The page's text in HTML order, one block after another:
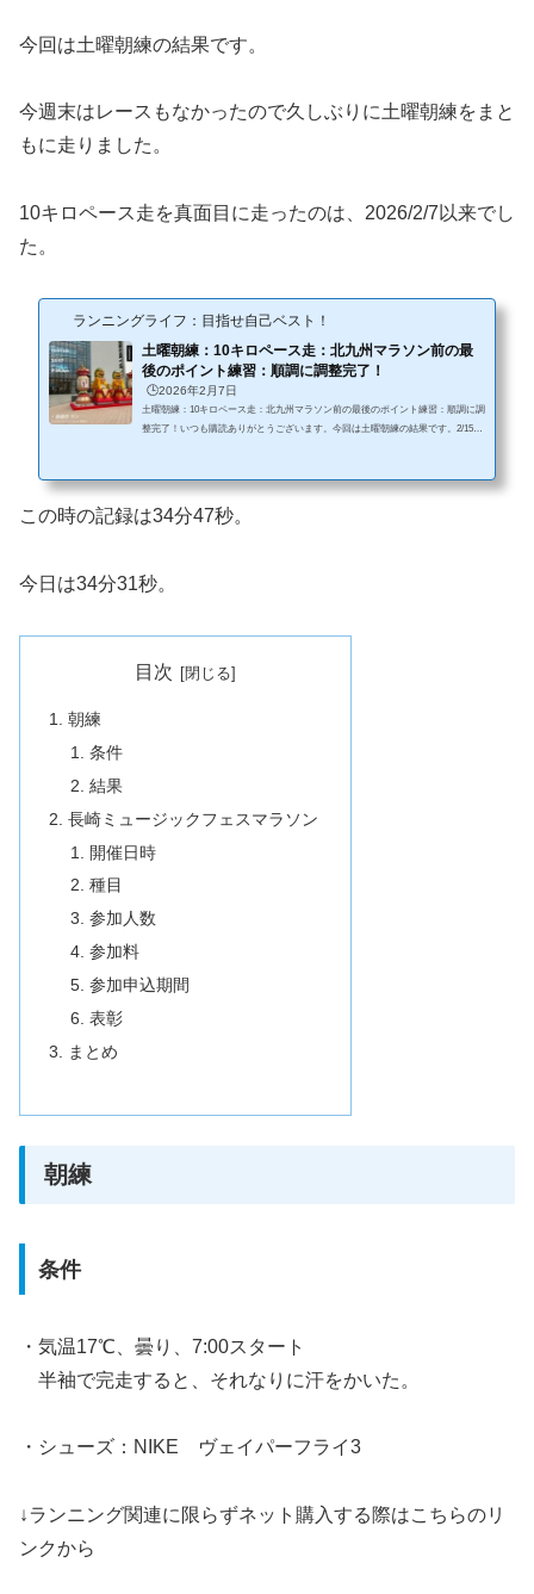
今回は土曜朝練の結果です。
今週末はレースもなかったので久しぶりに土曜朝練をまと
もに走りました。
10キロペース走を真面目に走ったのは、2026/2/7以来でし
た。
ランニングライフ：目指せ自己ベスト！
土曜朝練：10キロペース走：北九州マラソン前の最
後のポイント練習：順調に調整完了！
🕒️2026年2月7日
土曜朝練：10キロペース走：北九州マラソン前の最後のポイント練習：順調に調
整完了！いつも購読ありがとうございます。今回は土曜朝練の結果です。2/15の
3↓ランニング関連に限らずネット購入する際はこちらのリンクから ・コース：
松山陸上競技場 （600m)・10キロ・参加人数：15名程度結果この日は別大の...
この時の記録は34分47秒。
今日は34分31秒。
目次
朝練
条件
結果
長崎ミュージックフェスマラソン
開催日時
種目
参加人数
参加料
参加申込期間
表彰
まとめ
朝練
条件
・気温17℃、曇り、7:00スタート
半袖で完走すると、それなりに汗をかいた。
・シューズ：NIKE ヴェイパーフライ3
↓ランニング関連に限らずネット購入する際はこちらのリ
ンクから